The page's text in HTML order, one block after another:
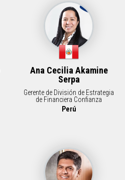
Ana Cecilia Akamine
Serpa
Gerente de División de Estrategia
de Financiera Confianza
Perú